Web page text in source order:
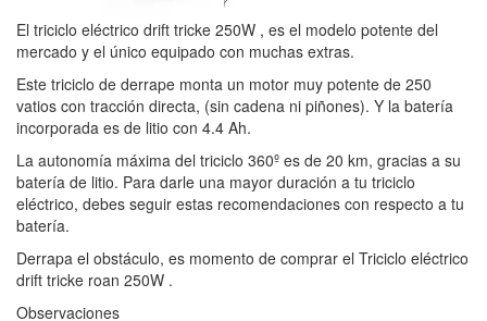
El triciclo eléctrico drift tricke 250W , es el modelo potente del
mercado y el único equipado con muchas extras.
Este triciclo de derrape monta un motor muy potente de 250
vatios con tracción directa, (sin cadena ni piñones). Y la batería
incorporada es de litio con 4.4 Ah.
La autonomía máxima del triciclo 360º es de 20 km, gracias a su
batería de litio. Para darle una mayor duración a tu triciclo
eléctrico, debes seguir estas recomendaciones con respecto a tu
batería.
Derrapa el obstáculo, es momento de comprar el Triciclo eléctrico
drift tricke roan 250W .
Observaciones